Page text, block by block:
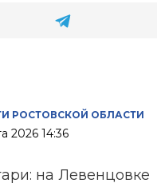
РОСТОВСКОЙ ОБЛАСТИ
2026 14:36
на Левенцовке